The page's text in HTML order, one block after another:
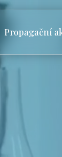
Propagační